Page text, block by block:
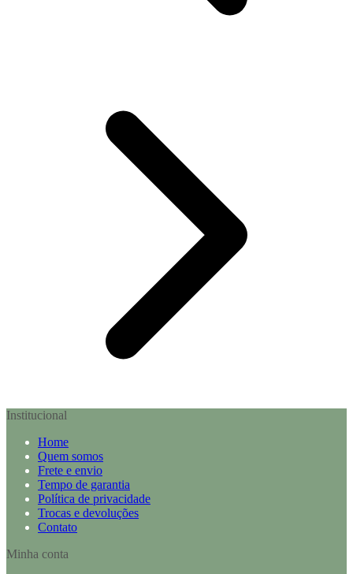
Institucional
Home
Quem somos
Frete e envio
Tempo de garantia
Política de privacidade
Trocas e devoluções
Contato
Minha conta